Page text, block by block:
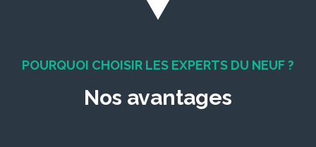
POURQUOI CHOISIR LES EXPERTS DU NEUF ?
Nos avantages